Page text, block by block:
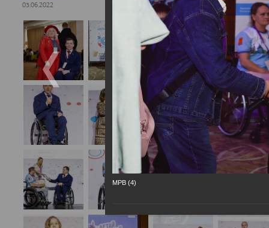
03.06.2022
МРВ (4)